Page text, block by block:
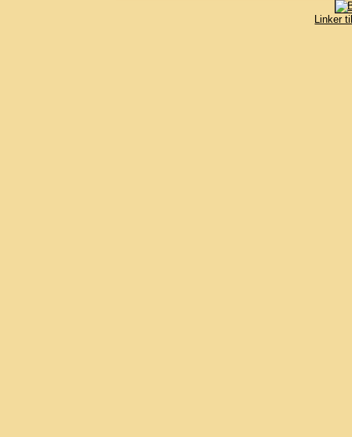
Linker